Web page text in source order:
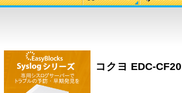
コクヨ EDC-